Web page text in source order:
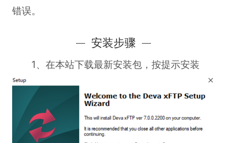
错误。
安装步骤
1、在本站下载最新安装包，按提示安装